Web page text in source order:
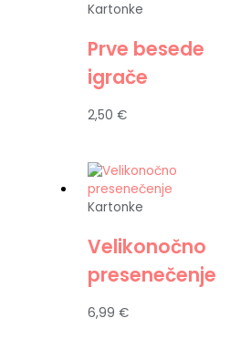
Kartonke
Prve besede
igrače
2,50€
Kartonke
Velikonočno
presenečenje
6,99€